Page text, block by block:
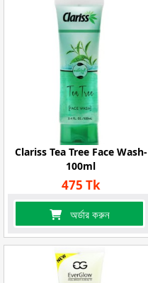
Clariss Tea Tree Face Wash-
100ml
475 Tk
অর্ডার করুন